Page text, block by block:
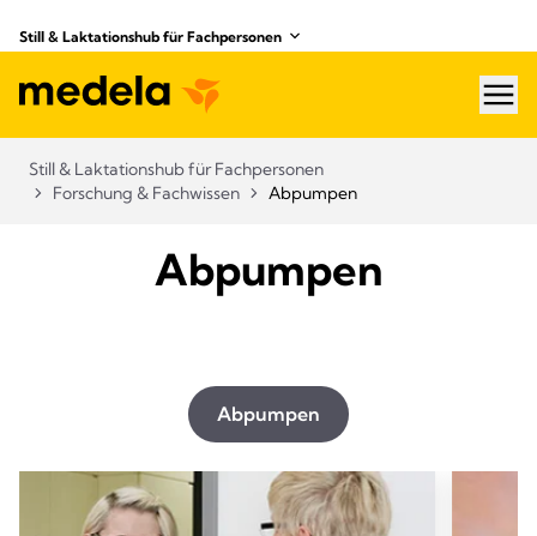
Still & Laktationshub für Fachpersonen
Still & Laktationshub für Fachpersonen
Forschung & Fachwissen
Abpumpen
Abpumpen
Abpumpen